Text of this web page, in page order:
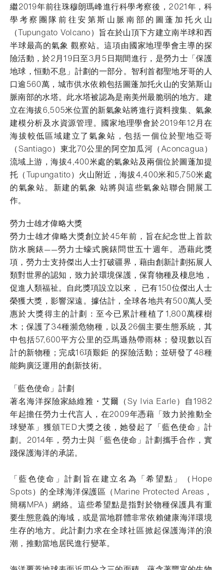
繼2019年前往珠穆朗瑪峰進行科學考察後，2021年，科
學考察團隊前往安第斯山脈南部的圖蓬加托火山
（Tupungato Volcano）旨在於山頂下方建立南半球和西
半球最高的氣象 觀察站。這項由國家地理學會主導的探
險活動，於2月19日至3月5日期間進行，是勞力士「保護
地球，恒動不息」計劃的一部分。智利首都聖地牙哥的人
口逾560萬，城市供水依賴包括圖蓬加托火山的安第斯山
脈南部的水塔。此水塔被認為是南美州最脆弱的地方。建
立在海拔6,505米位置的新氣象站將進行資料搜集、氣象
建模分析及水資源管理。國家地理學會於2019年12月在
海拔較低區域建立了氣象站，包括一個位於聖地亞哥
（Santiago）東北70公里的阿空加瓜河（Aconcagua）
流域上游，海拔4,400米處的氣象站及兩個位於圖蓬加提
托（Tupungatito）火山附近，海拔4,400米和5,750米處
的氣象站。新建的氣象 站將與這些氣象站聯合開展工
作。
勞力士雄才偉略大獎
勞力士雄才偉略大獎創立於45年前，旨在紀念世上首款
防水腕錶——勞力士蠔式腕錶問世五十週年。憑藉此獎
項，勞力士支持傑出人士打破疆界，藉由創新計劃拓展人
類對世界的認知，致力於環境保護，保育物種及棲息地，
促進人類福祉。自此獎項設立以來， 已有150位傑出人士
榮獲大獎，影響深遠。據估計，全球各地共有500萬人受
惠於大獎得主的計劃：至今已累計種植了1,800萬棵樹
木；保護了34種瀕危物種，以及26個主要生態系統，其
中包括57,600平方公里的亞馬遜熱帶雨林；發現數以百
計的新物種；完成16項艱鉅 的探險活動；並研發了48種
能夠廣泛運用的創新技術。
「藍色使命」計劃
著名海洋探險家絲維雅・艾爾（Sy lvia Earle）自1982
年起擔任勞力士代言人，在2009年憑藉「致力於推動全
球變革」獲頒TED大獎之後，她發起了「藍色使命」計
劃。2014年，勞力士與「藍色使命」計劃攜手合作，實
踐保護海洋的承諾。
「藍色使命」計劃旨在建立名為「希望點」（Hope
Spots）的全球海洋保護區（Marine Protected Areas，
簡稱MPA）網絡。這些希望點是指對於物種保護具有重
要生態意義的海域，或是當地群體非常依賴健康海洋環境
生存的地方。此計劃力求在全球社區掀起保護海洋的浪
潮，推動當地居民進行變革。